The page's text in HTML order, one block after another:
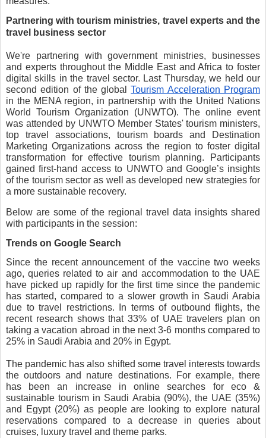
Partnering with tourism ministries, travel experts and the
travel business sector
We're partnering with government ministries, businesses
and experts throughout the Middle East and Africa to foster
digital skills in the travel sector. Last Thursday, we held our
second edition of the global Tourism Acceleration Program
in the MENA region, in partnership with the United Nations
World Tourism Organization (UNWTO). The online event
was attended by UNWTO Member States' tourism ministers,
top travel associations, tourism boards and Destination
Marketing Organizations across the region to foster digital
transformation for effective tourism planning. Participants
gained first-hand access to UNWTO and Google’s insights
of the tourism sector as well as developed new strategies for
a more sustainable recovery.
Below are some of the regional travel data insights shared
with participants in the session:
Trends on Google Search
Since the recent announcement of the vaccine two weeks
ago, queries related to air and accommodation to the UAE
have picked up rapidly for the first time since the pandemic
has started, compared to a slower growth in Saudi Arabia
due to travel restrictions. In terms of outbound flights, the
recent research shows that 33% of UAE travelers plan on
taking a vacation abroad in the next 3-6 months compared to
25% in Saudi Arabia and 20% in Egypt.
The pandemic has also shifted some travel interests towards
the outdoors and nature destinations. For example, there
has been an increase in online searches for eco &
sustainable tourism in Saudi Arabia (90%), the UAE (35%)
and Egypt (20%) as people are looking to explore natural
reservations compared to a decrease in queries about
cruises, luxury travel and theme parks.